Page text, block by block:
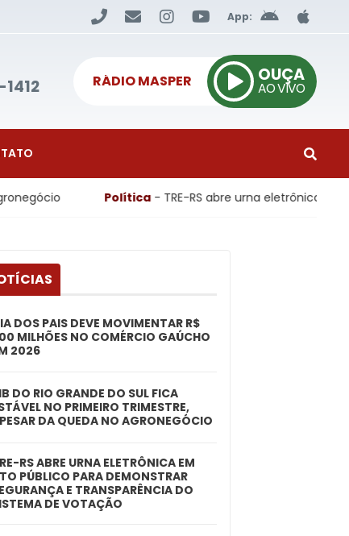
App:
RÁDIO MASPER OUÇA
AO VIVO
Política - TRE-RS abre urna eletrônica em ato
DOS PAIS DEVE MOVIMENTAR R$
MILHÕES NO COMÉRCIO GAÚCHO
2026
DO RIO GRANDE DO SUL FICA
NO PRIMEIRO TRIMESTRE,
DA QUEDA NO AGRONEGÓCIO
RS ABRE URNA ELETRÔNICA EM
PÚBLICO PARA DEMONSTRAR
E TRANSPARÊNCIA DO
DE VOTAÇÃO